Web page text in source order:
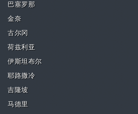
巴塞罗那
金奈
古尔冈
荷兹利亚
伊斯坦布尔
耶路撒冷
吉隆坡
马德里